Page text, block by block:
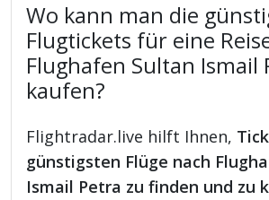
Wo kann man die
Flugtickets für eine
Flughafen Sultan Ismail
kaufen?
Flightradar.live hilft Ihnen,
günstigsten Flüge nach
Ismail Petra zu finden und zu